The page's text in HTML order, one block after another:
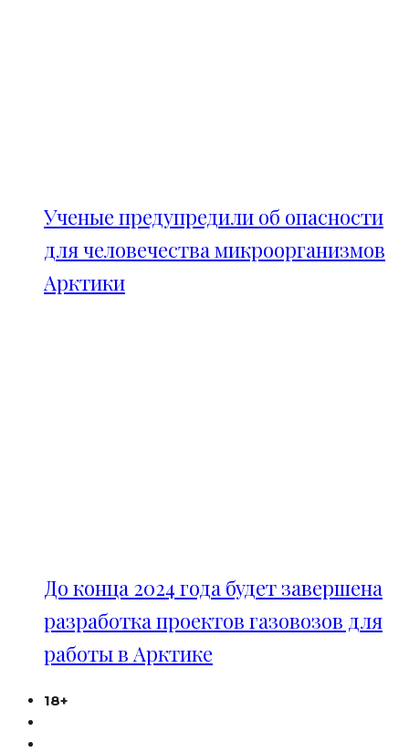
Ученые предупредили об опасности
для человечества микроорганизмов
Арктики
До конца 2024 года будет завершена
разработка проектов газовозов для
работы в Арктике
18+